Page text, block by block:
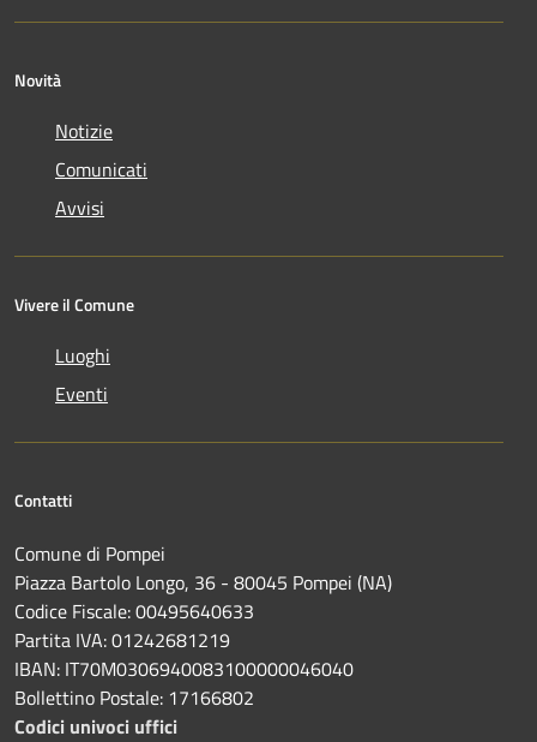
Novità
Notizie
Comunicati
Avvisi
Vivere il Comune
Luoghi
Eventi
Contatti
Comune di Pompei
Piazza Bartolo Longo, 36 - 80045 Pompei (NA)
Codice Fiscale: 00495640633
Partita IVA: 01242681219
IBAN: IT70M0306940083100000046040
Bollettino Postale: 17166802
Codici univoci uffici